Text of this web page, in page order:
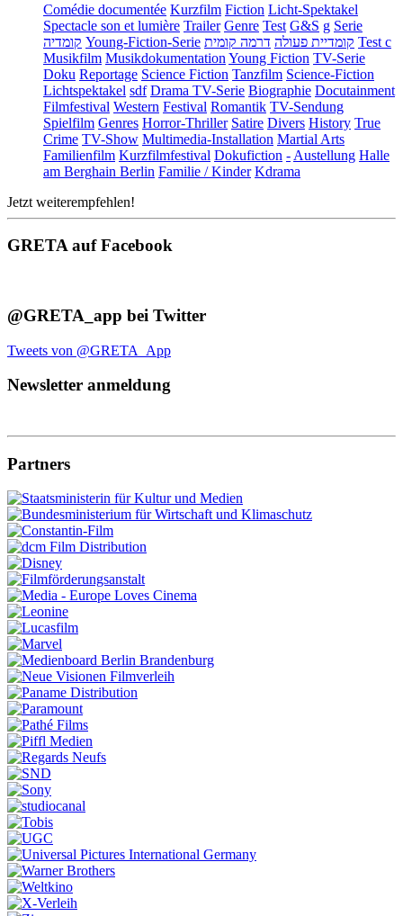
Comédie documentée Kurzfilm Fiction Licht-Spektakel
Spectacle son et lumière Trailer Genre Test G&S g Serie
קומדיה Young-Fiction-Serie קומדיית פעולה דרמה קומית
Test c
Musikfilm Musikdokumentation Young Fiction TV-Serie
Doku Reportage Science Fiction Tanzfilm Science-Fiction
Lichtspektakel sdf Drama TV-Serie Biographie Docutainment
Filmfestival Western Festival Romantik TV-Sendung
Spielfilm Genres Horror-Thriller Satire Divers History True
Crime TV-Show Multimedia-Installation Martial Arts
Familienfilm Kurzfilmfestival Dokufiction - Austellung Halle
am Berghain Berlin Familie / Kinder Kdrama
Jetzt weiterempfehlen!
GRETA auf Facebook
@GRETA_app bei Twitter
Tweets von @GRETA_App
Newsletter anmeldung
Partners